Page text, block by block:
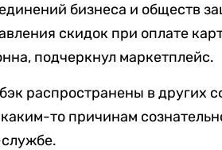
бизнеса и обществ
скидок при оплате
подчеркнул маркетплейс.
распространены в других
то причинам